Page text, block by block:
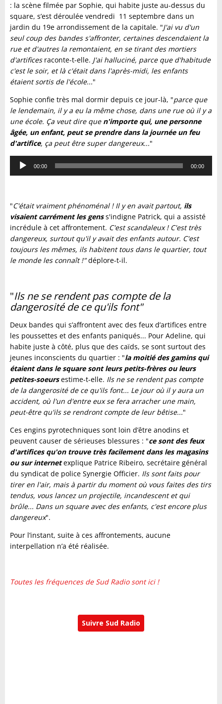
: la scène filmée par Sophie, qui habite juste au-dessus du
square, s’est déroulée vendredi 11 septembre dans un
jardin du 19e arrondissement de la capitale. "J'ai vu d'un
seul coup des bandes s'affronter, certaines descendaient la
rue et d'autres la remontaient, en se tirant des mortiers
d'artificesraconte-t-elle. J'ai halluciné, parce que d'habitude
c'est le soir, et là c'était dans l'après-midi, les enfants
étaient sortis de l'école..."
Sophie confie très mal dormir depuis ce jour-là, "parce que
le lendemain, il y a eu la même chose, dans une rue où il y a
une école. Ça veut dire que n'importe qui, une personne
âgée, un enfant, peut se prendre dans la journée un feu
d'artifice, ça peut être super dangereux..."
Lecteur
audio
00:00 00:00
"C'était vraiment phénoménal ! Il y en avait partout, ils
visaient carrément les genss'indigne Patrick, qui a assisté
incrédule à cet affrontement. C'est scandaleux ! C'est très
dangereux, surtout qu'il y avait des enfants autour. C'est
toujours les mêmes, ils habitent tous dans le quartier, tout
le monde les connaît !"déplore-t-il.
"Ils ne se rendent pas compte de la
dangerosité de ce qu'ils font"
Deux bandes qui s’affrontent avec des feux d’artifices entre
les poussettes et des enfants paniqués... Pour Adeline, qui
habite juste à côté, plus que des caïds, se sont surtout des
jeunes inconscients du quartier : "la moitié des gamins qui
étaient dans le square sont leurs petits-frères ou leurs
petites-soeursestime-t-elle. Ils ne se rendent pas compte
de la dangerosité de ce qu'ils font... Le jour où il y aura un
accident, où l'un d'entre eux se fera arracher une main,
peut-être qu'ils se rendront compte de leur bêtise..."
Ces engins pyrotechniques sont loin d’être anodins et
peuvent causer de sérieuses blessures : "ce sont des feux
d'artifices qu'on trouve très facilement dans les magasins
ou sur internet explique Patrice Ribeiro, secrétaire général
du syndicat de police Synergie Officier. Ils sont faits pour
tirer en l'air, mais à partir du moment où vous faites des tirs
tendus, vous lancez un projectile, incandescent et qui
brûle... Dans un square avec des enfants, c'est encore plus
dangereux".
Pour l’instant, suite à ces affrontements, aucune
interpellation n’a été réalisée.
Toutes les fréquences de Sud Radio sont ici !
Suivre Sud Radio